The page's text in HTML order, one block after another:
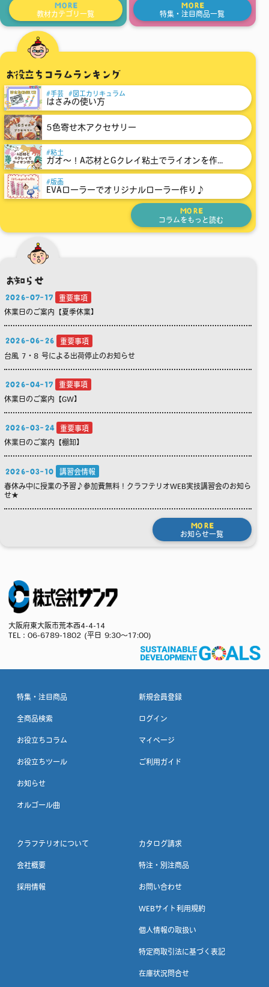
MORE
教材カテゴリ一覧
MORE
特集・注目商品一覧
お役立ちコラムランキング
手芸 図工カリキュラム
はさみの使い方
5色寄せ木アクセサリー
粘土
ガオ～！A芯材とGクレイ粘土でライオンを作...
版画
EVAローラーでオリジナルローラー作り♪
MORE
コラムをもっと読む
お知らせ
2026-07-17
重要事項
休業日のご案内【夏季休業】
2026-06-26
重要事項
台風 7・8 号による出荷停止のお知らせ
2026-04-17
重要事項
休業日のご案内【GW】
2026-03-24
重要事項
休業日のご案内【棚卸】
2026-03-10
講習会情報
春休み中に授業の予習♪参加費無料！クラフテリオWEB実技講習会のお知ら
せ★
MORE
お知らせ一覧
大阪府東大阪市荒本西4-4-14
TEL： 06-6789-1802 (平日 9:30～17:00)
特集・注目商品
全商品検索
お役立ちコラム
お役立ちツール
お知らせ
オルゴール曲
新規会員登録
ログイン
マイページ
ご利用ガイド
クラフテリオについて
会社概要
採用情報
カタログ請求
特注・別注商品
お問い合わせ
WEBサイト利用規約
個人情報の取扱い
特定商取引法に基づく表記
在庫状況問合せ